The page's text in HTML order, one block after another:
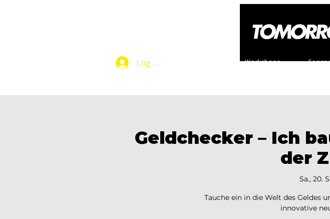
Log In Workshops
Geldchecker – Ich
der
Sa., 20.
Tauche ein in die Welt des Geldes
innovative